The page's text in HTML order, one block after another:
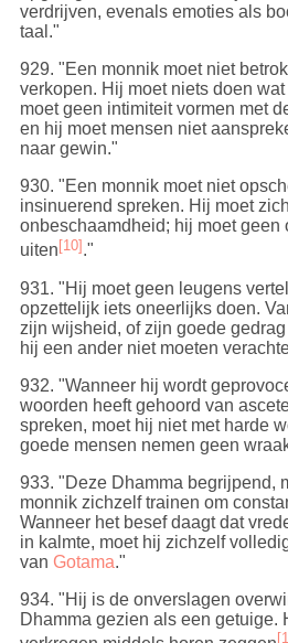
verdrijven, evenals emoties als
taal."
929. "Een monnik moet niet
verkopen. Hij moet niets doen
moet geen intimiteit vormen met
en hij moet mensen niet
naar gewin."
930. "Een monnik moet niet
insinuerend spreken. Hij moet
onbeschaamdheid; hij moet geen
uiten[10]."
931. "Hij moet geen leugens
opzettelijk iets oneerlijks doen.
zijn wijsheid, of zijn goede
hij een ander niet moeten
932. "Wanneer hij wordt
woorden heeft gehoord van
spreken, moet hij niet met harde
goede mensen nemen geen
933. "Deze Dhamma begrijpend,
monnik zichzelf trainen om
Wanneer het besef daagt dat
in kalmte, moet hij zichzelf
van Gotama."
934. "Hij is de onverslagen
Dhamma gezien als een getuige.